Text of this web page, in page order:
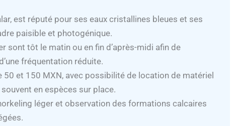
est réputé pour ses eaux cristallines bleues et ses
paisible et photogénique.
sont tôt le matin ou en fin d’après-midi afin de
fréquentation réduite.
50 et 150 MXN, avec possibilité de location de matériel
en espèces sur place.
léger et observation des formations calcaires